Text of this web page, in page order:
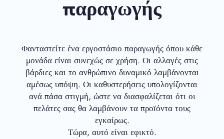
παραγωγής
Φανταστείτε ένα εργοστάσιο παραγωγής όπου κάθε
μονάδα είναι συνεχώς σε χρήση. Οι αλλαγές στις
βάρδιες και το ανθρώπινο δυναμικό λαμβάνονται
αμέσως υπόψη. Οι καθυστερήσεις υπολογίζονται
ανά πάσα στιγμή, ώστε να διασφαλίζεται ότι οι
πελάτες σας θα λαμβάνουν τα προϊόντα τους
εγκαίρως.
Τώρα, αυτό είναι εφικτό.